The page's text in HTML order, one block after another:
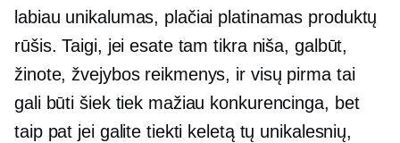
labiau unikalumas, plačiai platinamas produktų
rūšis. Taigi, jei esate tam tikra niša, galbūt,
žinote, žvejybos reikmenys, ir visų pirma tai
gali būti šiek tiek mažiau konkurencinga, bet
taip pat jei galite tiekti keletą tų unikalesnių,